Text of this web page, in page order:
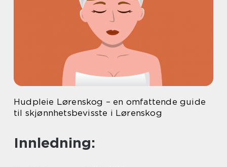
Hudpleie Lørenskog – en omfattende guide
til skjønnhetsbevisste i Lørenskog
Innledning: